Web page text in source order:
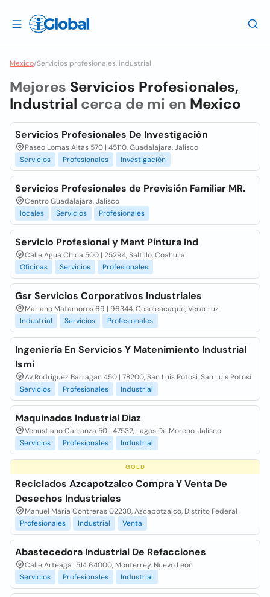
Mexico/Servicios profesionales, industrial
Mejores Servicios Profesionales,
Industrial cerca de mi en Mexico
Servicios Profesionales De Investigación
Paseo Lomas Altas 570 | 45110, Guadalajara, Jalisco
Servicios
Profesionales Investigación
Servicios Profesionales de Previsión Familiar MR.
Centro Guadalajara, Jalisco
locales
Servicios Profesionales
Servicio Profesional y Mant Pintura Ind
Calle Agua Chica 500 | 25294, Saltillo, Coahuila
Oficinas
Servicios Profesionales
Gsr Servicios Corporativos Industriales
Mariano Matamoros 69 | 96344, Cosoleacaque, Veracruz
Industrial
Servicios Profesionales
Ingeniería En Servicios Y Matenimiento Industrial
Ismi
Av Rodriguez Barragan 450 | 78200, San Luis Potosi, San Luis Potosí
Servicios
Profesionales Industrial
Maquinados Industrial Diaz
Venustiano Carranza 50 | 47532, Lagos De Moreno, Jalisco
Servicios
Profesionales Industrial
GOLD
Reciclados Azcapotzalco Compra Y Venta De
Desechos Industriales
Manuel Maria Contreras 02230, Azcapotzalco, Distrito Federal
Profesionales
Industrial Venta
Abastecedora Industrial De Refacciones
Calle Arteaga 1514 64000, Monterrey, Nuevo León
Servicios
Profesionales Industrial